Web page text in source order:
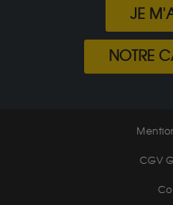
JE
NOTRE
CGV